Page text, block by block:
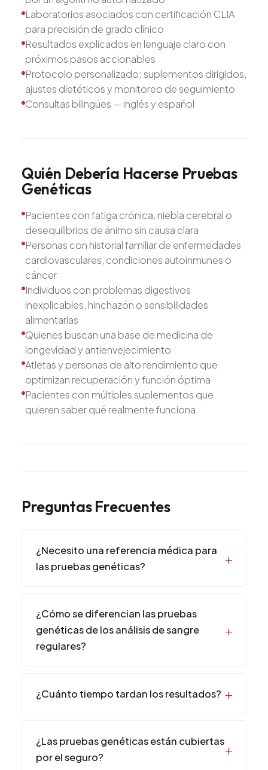
Laboratorios asociados con certificación CLIA
para precisión de grado clínico
Resultados explicados en lenguaje claro con
próximos pasos accionables
Protocolo personalizado: suplementos dirigidos,
ajustes dietéticos y monitoreo de seguimiento
Consultas bilingües — inglés y español
Quién Debería Hacerse Pruebas
Genéticas
Pacientes con fatiga crónica, niebla cerebral o
desequilibrios de ánimo sin causa clara
Personas con historial familiar de enfermedades
cardiovasculares, condiciones autoinmunes o
cáncer
Individuos con problemas digestivos
inexplicables, hinchazón o sensibilidades
alimentarias
Quienes buscan una base de medicina de
longevidad y antienvejecimiento
Atletas y personas de alto rendimiento que
optimizan recuperación y función óptima
Pacientes con múltiples suplementos que
quieren saber qué realmente funciona
Preguntas Frecuentes
¿Necesito una referencia médica para
las pruebas genéticas?
¿Cómo se diferencian las pruebas
genéticas de los análisis de sangre
regulares?
¿Cuánto tiempo tardan los resultados?
¿Las pruebas genéticas están cubiertas
por el seguro?